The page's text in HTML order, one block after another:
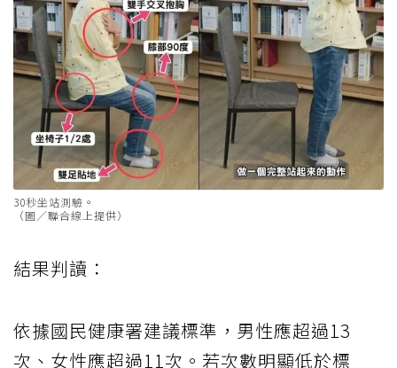
30秒坐站測驗。
（圖／聯合線上提供）
結果判讀：
依據國民健康署建議標準，男性應超過13
次、女性應超過11次。若次數明顯低於標